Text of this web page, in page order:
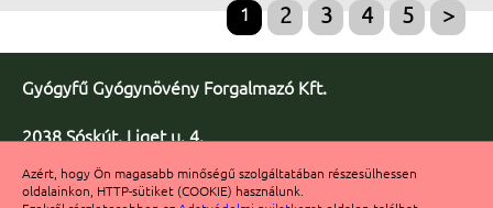
Azért, hogy Ön magasabb minőségű szolgáltatában részesülhessen
oldalainkon, HTTP-sütiket (COOKIE) használunk.
1 2 3 4 5 >
Gyógyfű Gyógynövény Forgalmazó Kft.
2038 Sóskút, Liget u. 4.
Fax: +36 23 347-091